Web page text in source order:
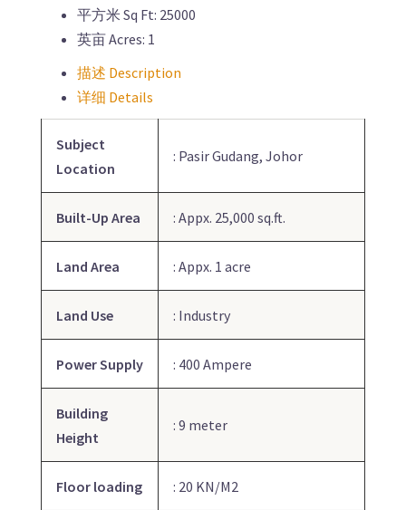
平方米 Sq Ft: 25000
英亩 Acres: 1
描述 Description
详细 Details
Subject
Location
: Pasir Gudang, Johor
Built-Up Area : Appx. 25,000 sq.ft.
Land Area : Appx. 1 acre
Land Use : Industry
Power Supply : 400 Ampere
Building
Height
: 9 meter
Floor loading : 20 KN/M2